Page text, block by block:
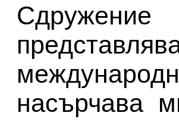
насърчава